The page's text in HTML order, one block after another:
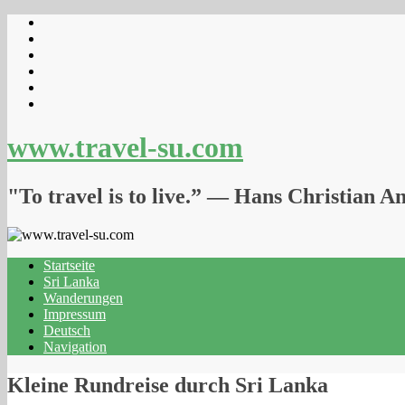
www.travel-su.com
"To travel is to live.” ― Hans Christian
Startseite
Sri Lanka
Wanderungen
Impressum
Deutsch
Navigation
Kleine Rundreise durch Sri Lanka